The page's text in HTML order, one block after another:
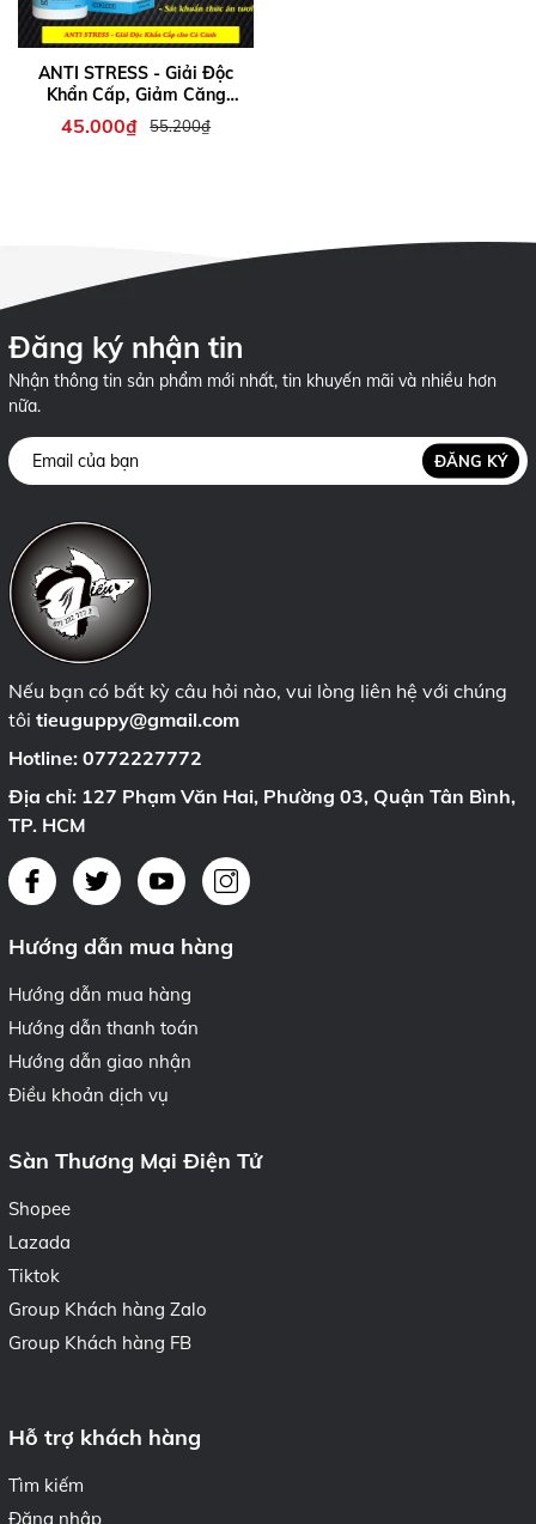
ANTI STRESS - Giải Độc
Khẩn Cấp, Giảm Căng
Thẳng và Phòng cho Cá
Cảnh
45.000₫ 55.200₫
Đăng ký nhận tin
Nhận thông tin sản phẩm mới nhất, tin khuyến mãi và nhiều hơn
nữa.
ĐĂNG KÝ
Nếu bạn có bất kỳ câu hỏi nào, vui lòng liên hệ với chúng
tôi tieuguppy@gmail.com
Hotline: 0772227772
Địa chỉ: 127 Phạm Văn Hai, Phường 03, Quận Tân Bình,
TP. HCM
Hướng dẫn mua hàng
Hướng dẫn mua hàng
Hướng dẫn thanh toán
Hướng dẫn giao nhận
Điều khoản dịch vụ
Sàn Thương Mại Điện Tử
Shopee
Lazada
Tiktok
Group Khách hàng Zalo
Group Khách hàng FB
Hỗ trợ khách hàng
Tìm kiếm
Đăng nhập